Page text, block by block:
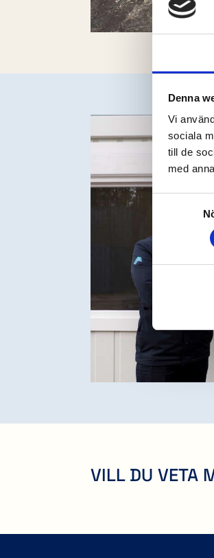
Denna
Vi
sociala
till de
med
VILL DU VETA